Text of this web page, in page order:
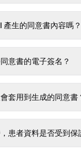
產生的同意書內容嗎？
意書的電子簽名？
套用到生成的同意書
患者資料是否受到保